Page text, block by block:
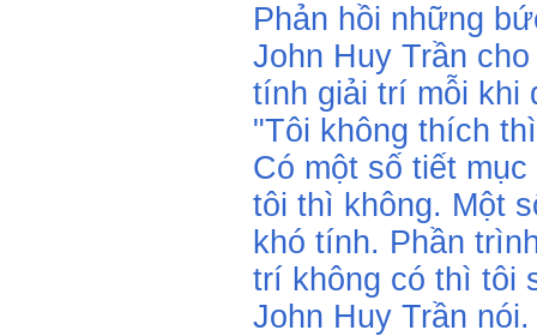
Phản hồi những
John Huy Trần
tính giải trí mỗi khi
"Tôi không thích
Có một số tiết
tôi thì không. Một
khó tính. Phần
trí không có thì tôi
John Huy Trần nói.